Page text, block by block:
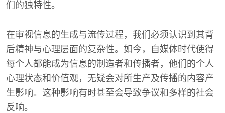
们的独特性。
在审视信息的生成与流传过程，我们必须认识到其背
后精神与心理层面的复杂性。如今，自媒体时代使得
每个人都能成为信息的制造者和传播者，他们的个人
心理状态和价值观，无疑会对所生产及传播的内容产
生影响。这种影响有时甚至会导致争议和多样的社会
反响。